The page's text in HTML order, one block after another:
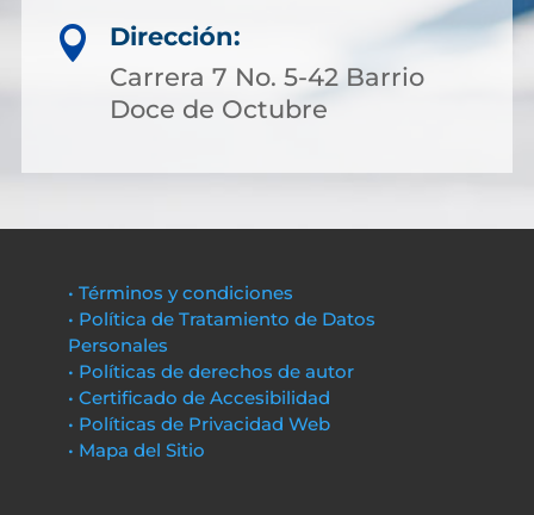

Dirección:
Carrera 7 No. 5-42 Barrio
Doce de Octubre
• Términos y condiciones
• Política de Tratamiento de Datos
Personales
• Políticas de derechos de autor
• Certificado de Accesibilidad
• Políticas de Privacidad Web
• Mapa del Sitio